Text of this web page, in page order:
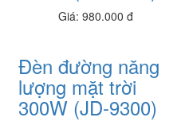
i5 - 2520M .( TH2)(đồ họa ) -
Giá: 980.000 đ
Đèn đường năng
lượng mặt trời
300W (JD-9300)